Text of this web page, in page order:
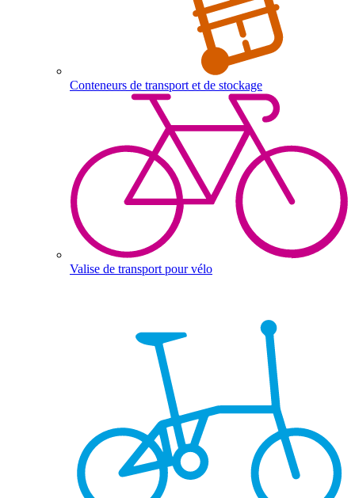
Conteneurs de transport et de stockage
Valise de transport pour vélo